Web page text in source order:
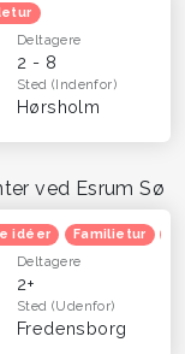
Deltagere
2 - 8
Sted(Indenfor)
Hørsholm
ved Esrum Sø
idéer Familietur
Deltagere
2+
Sted(Udenfor)
Fredensborg